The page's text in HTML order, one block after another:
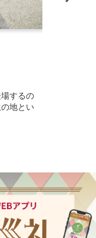
するの
地とい